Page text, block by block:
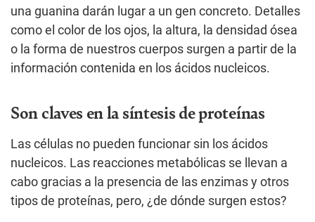
una guanina darán lugar a un gen concreto. Detalles
como el color de los ojos, la altura, la densidad ósea
o la forma de nuestros cuerpos surgen a partir de la
información contenida en los ácidos nucleicos.
Son claves en la síntesis de proteínas
Las células no pueden funcionar sin los ácidos
nucleicos. Las reacciones metabólicas se llevan a
cabo gracias a la presencia de las enzimas y otros
tipos de proteínas, pero, ¿de dónde surgen estos?